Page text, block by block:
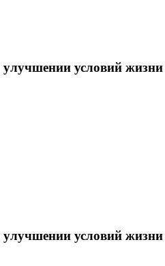
условий жизни
условий жизни